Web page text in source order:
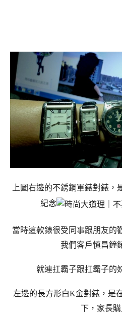
上圖右邊的不銹鋼軍錶對錶
紀念
當時這款錶很受同事跟朋友的
我們客戶慎昌鐘
就連扛霸子跟扛霸子的
左邊的長方形白K金對錶，是
下，家長購